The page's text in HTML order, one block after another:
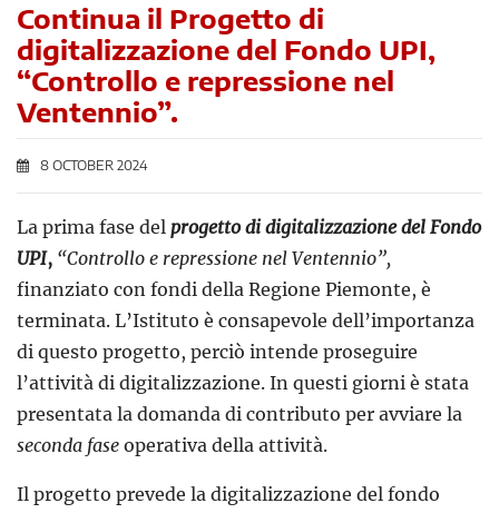
Continua il Progetto di
digitalizzazione del Fondo UPI,
“Controllo e repressione nel
Ventennio”.
8 OCTOBER 2024
La prima fase del progetto di digitalizzazione del Fondo
UPI, “Controllo e repressione nel Ventennio”,
finanziato con fondi della Regione Piemonte, è
terminata. L’Istituto è consapevole dell’importanza
di questo progetto, perciò intende proseguire
l’attività di digitalizzazione. In questi giorni è stata
presentata la domanda di contributo per avviare la
seconda fase operativa della attività.
Il progetto prevede la digitalizzazione del fondo